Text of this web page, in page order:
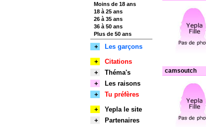
camsoutch
Moins de 18 ans
18 à 25 ans
26 à 35 ans
36 à 50 ans
Plus de 50 ans
+
Les garçons
+
Citations
+
Théma's
+
Les raisons
+
Tu préfères
+
Yepla le site
+
Partenaires